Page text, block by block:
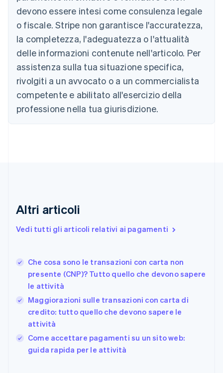
devono essere intesi come consulenza legale
o fiscale. Stripe non garantisce l'accuratezza,
la completezza, l'adeguatezza o l'attualità
delle informazioni contenute nell'articolo. Per
assistenza sulla tua situazione specifica,
rivolgiti a un avvocato o a un commercialista
competente e abilitato all'esercizio della
professione nella tua giurisdizione.
Altri articoli
Vedi tutti gli articoli relativi ai pagamenti
Che cosa sono le transazioni con carta non
presente (CNP)? Tutto quello che devono sapere
le attività
Maggiorazioni sulle transazioni con carta di
credito: tutto quello che devono sapere le
attività
Come accettare pagamenti su un sito web:
guida rapida per le attività
Austria
DeutschEnglish
Belgio
Brasile
PortuguêsEnglish
Bulgaria
English
Canada
EnglishFrançais
Cina continentale
简体中文English
Cipro
English
Finlandia
Germania
DeutschEnglish
Giappone
日本語 English
Gibilterra
English
Grecia
English
India
English